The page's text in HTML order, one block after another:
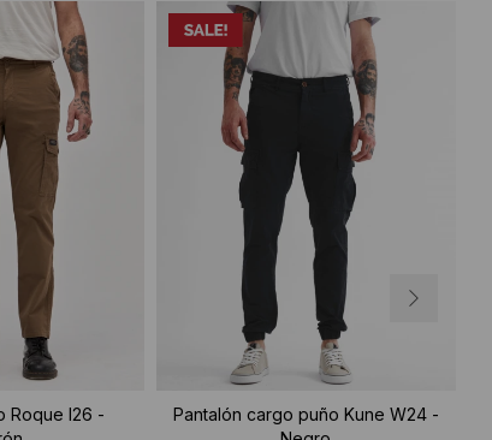
Roque I26 -
Pantalón cargo puño Kune W24 -